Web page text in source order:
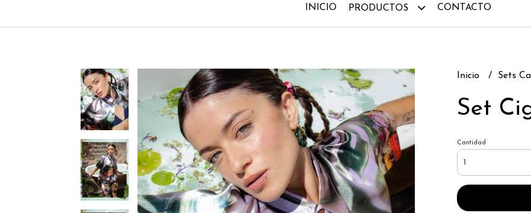
INICIO PRODUCTOS CONTACTO
Inicio Sets
Set
Cantidad